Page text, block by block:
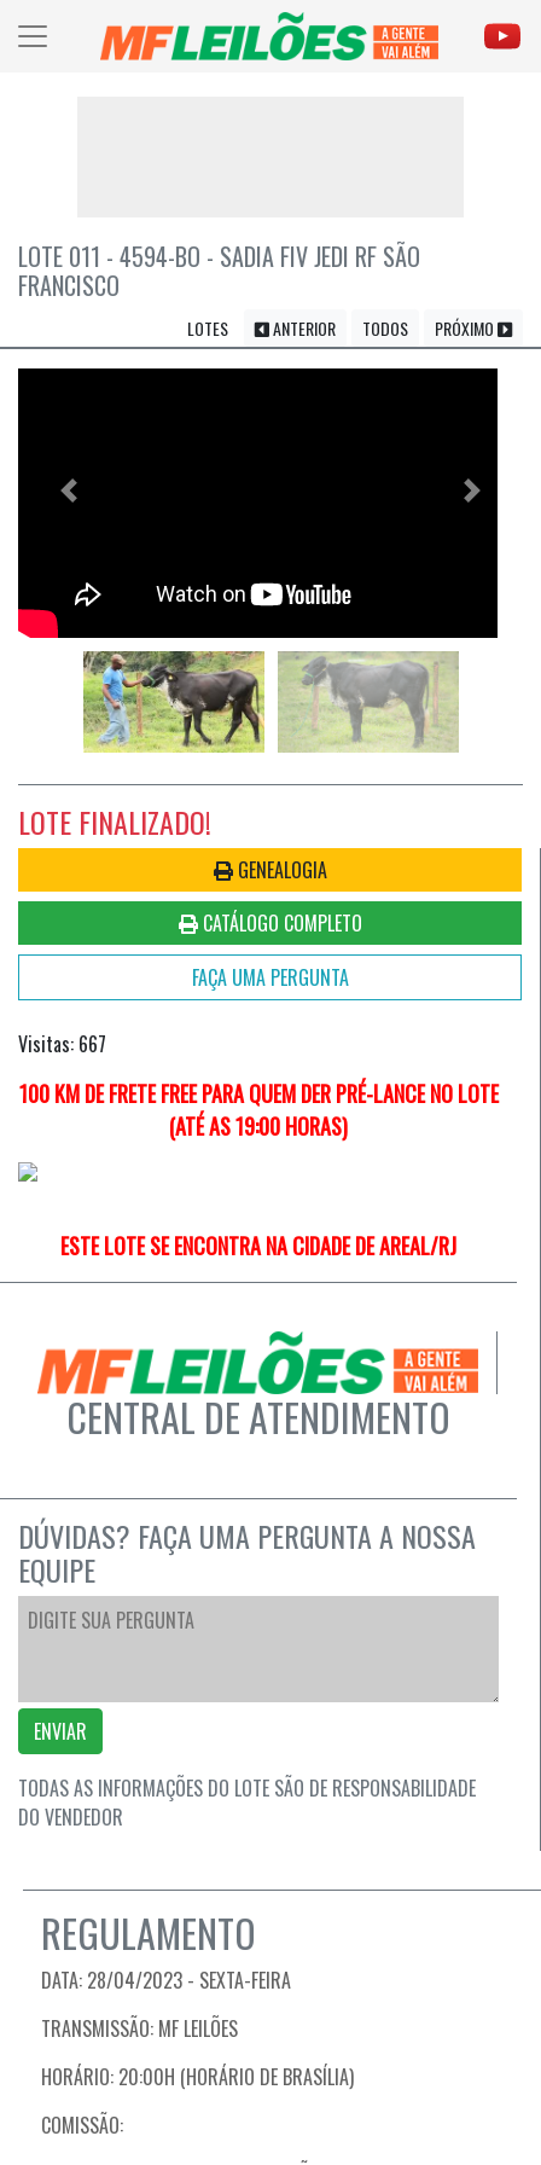
LOTE 011 - 4594-BO - SADIA FIV JEDI RF SÃO
FRANCISCO
LOTES ANTERIOR TODOS PRÓXIMO
Previous Próximo
LOTE FINALIZADO!
GENEALOGIA
CATÁLOGO COMPLETO
FAÇA UMA PERGUNTA
Visitas: 667
100 KM DE FRETE FREE PARA QUEM DER PRÉ-LANCE NO LOTE
(ATÉ AS 19:00 HORAS)
ESTE LOTE SE ENCONTRA NA CIDADE DE AREAL/RJ
CENTRAL DE ATENDIMENTO
DÚVIDAS? FAÇA UMA PERGUNTA A NOSSA
EQUIPE
ENVIAR
TODAS AS INFORMAÇÕES DO LOTE SÃO DE RESPONSABILIDADE
DO VENDEDOR
REGULAMENTO
DATA: 28/04/2023 - SEXTA-FEIRA
TRANSMISSÃO: MF LEILÕES
HORÁRIO: 20:00H (HORÁRIO DE BRASÍLIA)
COMISSÃO: